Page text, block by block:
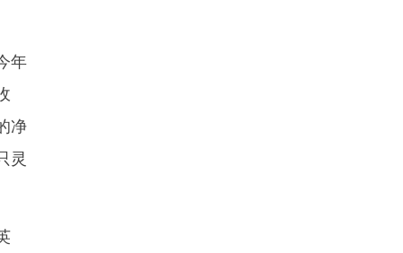
年
净
灵